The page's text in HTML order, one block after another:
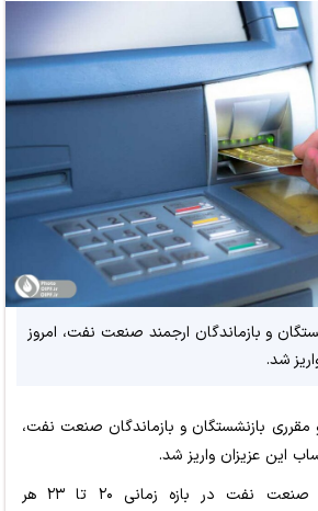
و بازماندگان ارجمند صنعت نفت، امروز
بازنشستگان و بازماندگان صنعت نفت،
این عزیزان واریز شد.
صندوق‌های بازنشستگی صنعت نفت در بازه زمانی ۲۰ تا ۲۳ هر